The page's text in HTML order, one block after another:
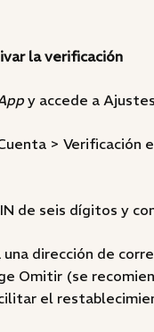
la verificación
y accede a
> Verificación
de seis dígitos y
una dirección de
Omitir (se
el